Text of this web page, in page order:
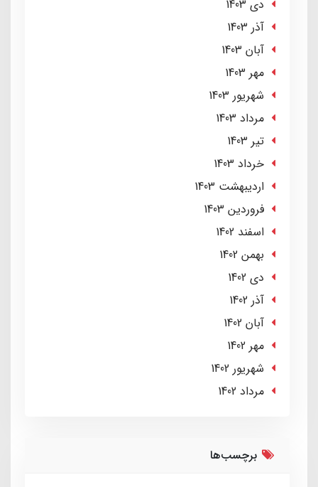
دی 1403
آذر 1403
آبان 1403
مهر 1403
شهریور 1403
مرداد 1403
تير 1403
خرداد 1403
ارديبهشت 1403
فروردین 1403
اسفند 1402
بهمن 1402
دی 1402
آذر 1402
آبان 1402
مهر 1402
شهریور 1402
مرداد 1402
برچسب‌ها